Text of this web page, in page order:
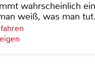
wahrscheinlich
weiß, was man tut.